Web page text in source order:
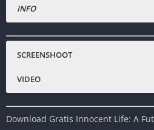
INFO
Emulator :
Publisher:Ignition Entertainment
SCREENSHOOT
VIDEO
Download Gratis Innocent Life: A